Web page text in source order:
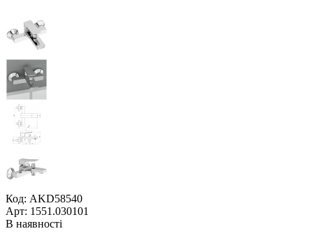
Код: AKD58540
Арт: 1551.030101
В наявності